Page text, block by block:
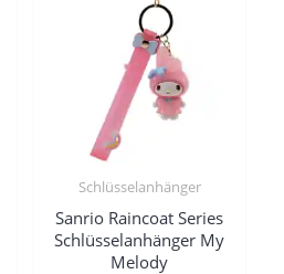
Schlüsselanhänger
Sanrio Raincoat Series
Schlüsselanhänger My
Melody